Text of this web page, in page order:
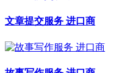
文章提交服务 进口商